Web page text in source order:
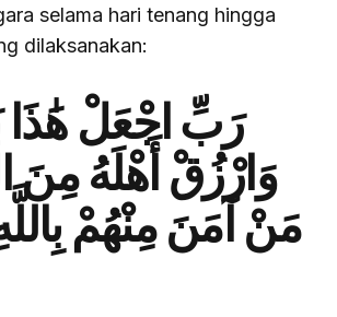
selama hari tenang hingga
dilaksanakan:
رَبِّ اجْعَلْ هَٰذَا
وَارْزُقْ أَهْلَهُ مِنَ
مَنْ آمَنَ مِنْهُمْ